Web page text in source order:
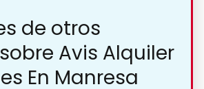
de otros
Avis Alquiler
En Manresa